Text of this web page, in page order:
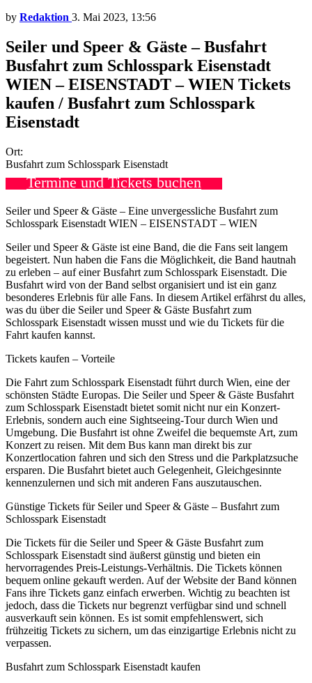
by Redaktion 3. Mai 2023, 13:56
Seiler und Speer & Gäste – Busfahrt
Busfahrt zum Schlosspark Eisenstadt
WIEN – EISENSTADT – WIEN Tickets
kaufen / Busfahrt zum Schlosspark
Eisenstadt
Ort:
Busfahrt zum Schlosspark Eisenstadt
Termine und Tickets buchen
Seiler und Speer & Gäste – Eine unvergessliche Busfahrt zum
Schlosspark Eisenstadt WIEN – EISENSTADT – WIEN
Seiler und Speer & Gäste ist eine Band, die die Fans seit langem
begeistert. Nun haben die Fans die Möglichkeit, die Band hautnah
zu erleben – auf einer Busfahrt zum Schlosspark Eisenstadt. Die
Busfahrt wird von der Band selbst organisiert und ist ein ganz
besonderes Erlebnis für alle Fans. In diesem Artikel erfährst du alles,
was du über die Seiler und Speer & Gäste Busfahrt zum
Schlosspark Eisenstadt wissen musst und wie du Tickets für die
Fahrt kaufen kannst.
Tickets kaufen – Vorteile
Die Fahrt zum Schlosspark Eisenstadt führt durch Wien, eine der
schönsten Städte Europas. Die Seiler und Speer & Gäste Busfahrt
zum Schlosspark Eisenstadt bietet somit nicht nur ein Konzert-
Erlebnis, sondern auch eine Sightseeing-Tour durch Wien und
Umgebung. Die Busfahrt ist ohne Zweifel die bequemste Art, zum
Konzert zu reisen. Mit dem Bus kann man direkt bis zur
Konzertlocation fahren und sich den Stress und die Parkplatzsuche
ersparen. Die Busfahrt bietet auch Gelegenheit, Gleichgesinnte
kennenzulernen und sich mit anderen Fans auszutauschen.
Günstige Tickets für Seiler und Speer & Gäste – Busfahrt zum
Schlosspark Eisenstadt
Die Tickets für die Seiler und Speer & Gäste Busfahrt zum
Schlosspark Eisenstadt sind äußerst günstig und bieten ein
hervorragendes Preis-Leistungs-Verhältnis. Die Tickets können
bequem online gekauft werden. Auf der Website der Band können
Fans ihre Tickets ganz einfach erwerben. Wichtig zu beachten ist
jedoch, dass die Tickets nur begrenzt verfügbar sind und schnell
ausverkauft sein können. Es ist somit empfehlenswert, sich
frühzeitig Tickets zu sichern, um das einzigartige Erlebnis nicht zu
verpassen.
Busfahrt zum Schlosspark Eisenstadt kaufen